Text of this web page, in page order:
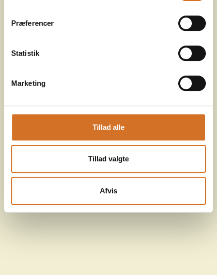
Præferencer
Statistik
Marketing
Tillad alle
Tillad valgte
Afvis